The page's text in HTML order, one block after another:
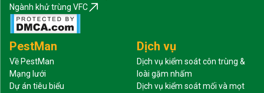
Ngành khử trùng VFC
PestMan
Về PestMan
Mạng lưới
Dự án tiêu biểu
Dịch vụ
Dịch vụ kiểm soát côn trùng &
loài gặm nhấm
Dịch vụ kiểm soát mối và mọt